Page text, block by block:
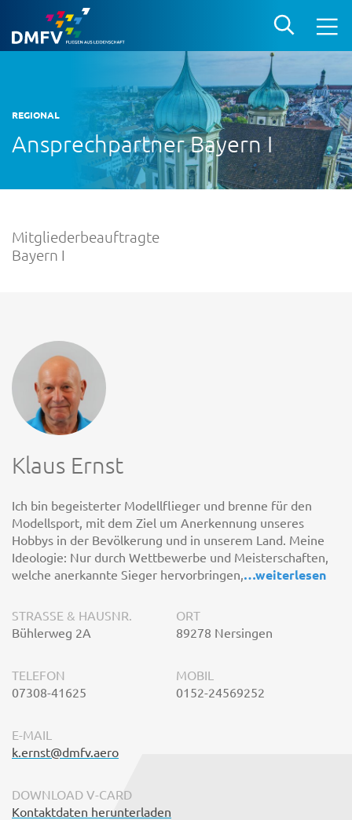
REGIONAL
Ansprechpartner Bayern I
Mitgliederbeauftragte
Bayern I
Klaus Ernst
Ich bin begeisterter Modellflieger und brenne für den
Modellsport, mit dem Ziel um Anerkennung unseres
Hobbys in der Bevölkerung und in unserem Land. Meine
Ideologie: Nur durch Wettbewerbe und Meisterschaften,
welche anerkannte Sieger hervorbringen, …weiterlesen
STRASSE & HAUSNR.
Bühlerweg 2A
ORT
89278 Nersingen
TELEFON
07308-41625
MOBIL
0152-24569252
E-MAIL
k.ernst@dmfv.aero
DOWNLOAD V-CARD
Kontaktdaten herunterladen